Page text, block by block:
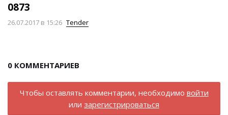
0873
26.07.2017 в 15:26 Tender
0 КОММЕНТАРИЕВ
Чтобы оставлять комментарии, необходимо войти
или зарегистрироваться